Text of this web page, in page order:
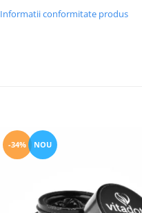
Informatii conformitate produs
-34% NOU